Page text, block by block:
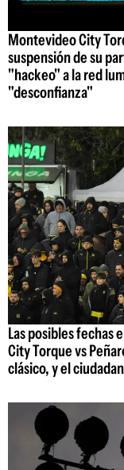
Montevideo City
suspensión de su
"hackeo" a la red
"desconfianza"
Las posibles fechas
City Torque vs
clásico, y el